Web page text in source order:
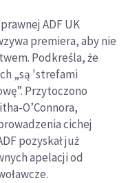
ADF UK
premiera, aby nie
Podkreśla, że
„są 'strefami
Przytoczono
O’Connora,
cichej
pozyskał już
apelacji od